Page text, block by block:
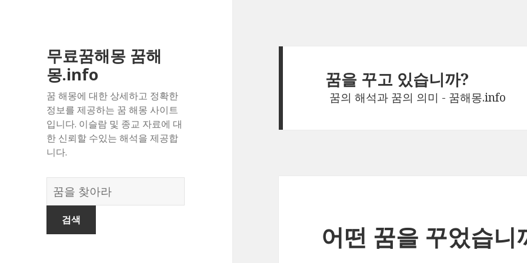
무료꿈해몽 꿈해
몽.info
꿈 해몽에 대한 상세하고 정확한
정보를 제공하는 꿈 해몽 사이트
입니다. 이슬람 및 종교 자료에 대
한 신뢰할 수있는 해석을 제공합
니다.
꿈
의
꿈을 꾸고 있습니까?
꿈의 해석과 꿈의 의미 - 꿈해몽.info
어떤 꿈을 꾸었습니